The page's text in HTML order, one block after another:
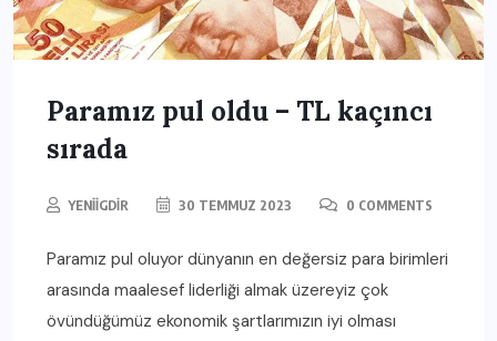
Paramız pul oldu – TL kaçıncı
sırada
YENIIGDIR 30 TEMMUZ 2023 0 COMMENTS
Paramız pul oluyor dünyanın en değersiz para birimleri
arasında maalesef liderliği almak üzereyiz çok
övündüğümüz ekonomik şartlarımızın iyi olması